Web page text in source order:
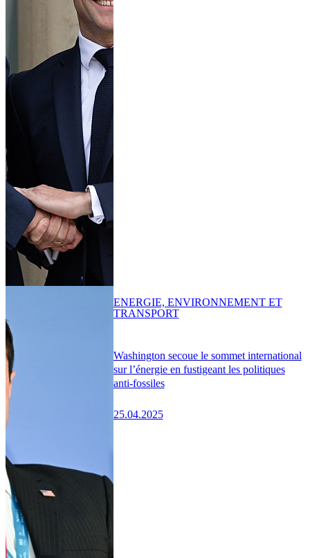
Washington secoue le sommet international
sur l’énergie en fustigeant les politiques
anti-fossiles
25.04.2025
ENERGIE, ENVIRONNEMENT ET
TRANSPORT